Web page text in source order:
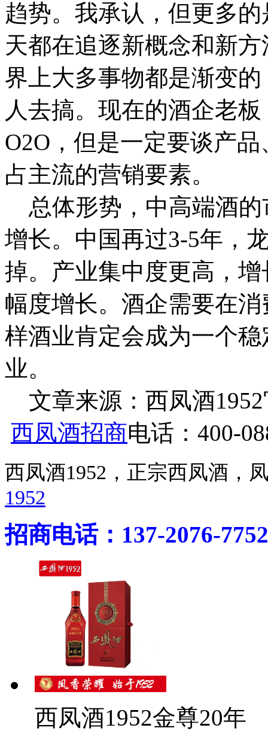
趋势。我承认，但更多
天都在追逐新概念和新
界上大多事物都是渐变
人去搞。现在的酒企老
O2O，但是一定要谈产
占主流的营销要素。
总体形势，中高端酒的
增长。中国再过3-5年，
掉。产业集中度更高，
幅度增长。酒企需要在
样酒业肯定会成为一个
业。
文章来源：西凤酒
西凤酒招商电话：400-
西凤酒1952，正宗西凤酒
1952
招商电话：137-2076-7752
西凤酒1952金尊20年